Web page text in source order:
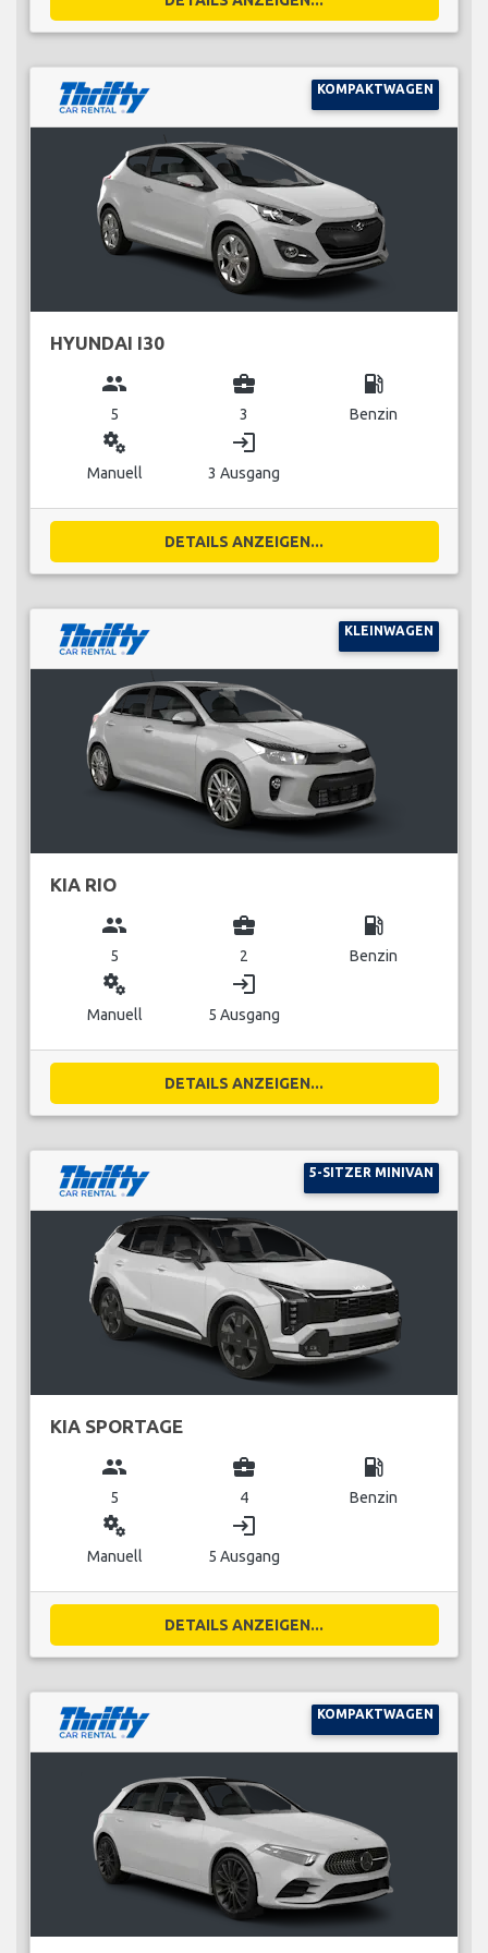
KOMPAKTWAGEN
HYUNDAI I30
group
5
business_center
3
local_gas_station
Benzin
miscellaneous_services
Manuell
login
3 Ausgang
DETAILS ANZEIGEN...
KLEINWAGEN
KIA RIO
group
5
business_center
2
local_gas_station
Benzin
miscellaneous_services
Manuell
login
5 Ausgang
DETAILS ANZEIGEN...
5-SITZER MINIVAN
KIA SPORTAGE
group
5
business_center
4
local_gas_station
Benzin
miscellaneous_services
Manuell
login
5 Ausgang
DETAILS ANZEIGEN...
KOMPAKTWAGEN